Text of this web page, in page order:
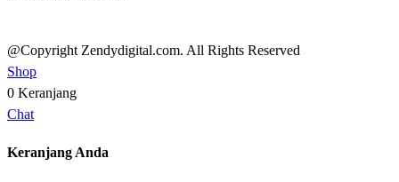
@Copyright Zendydigital.com. All Rights Reserved
Shop
0 Keranjang
Chat
Keranjang Anda